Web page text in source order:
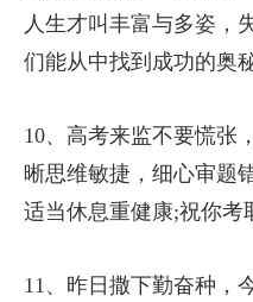
人生才叫丰富与多姿，
们能从中找到成功的奥
10、高考来监不要慌张
晰思维敏捷，细心审题
适当休息重健康;祝你考
11、昨日撒下勤奋种，